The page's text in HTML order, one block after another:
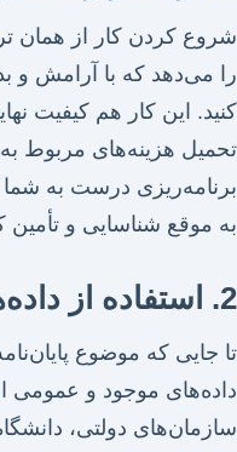
شروع کردن کار از همان
را می‌دهد که با آرامش و
کنید. این کار هم کیفیت
تحمیل هزینه‌های مربوط
برنامه‌ریزی درست به شما
به موقع شناسایی و تأمین
2. استفاده از داده‌های آرشیوی و رایگان
تا جایی که موضوع
داده‌های موجود و عمومی
سازمان‌های دولتی،